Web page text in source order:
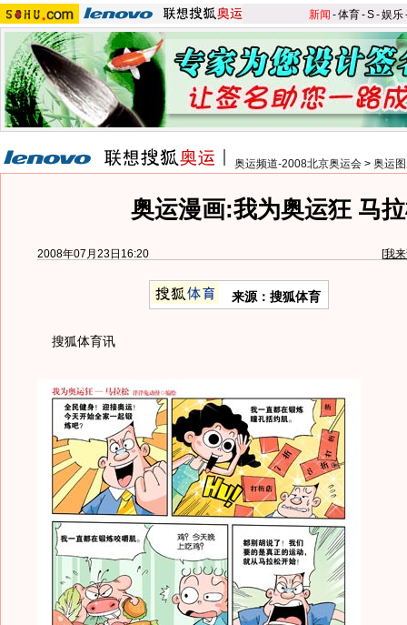
新闻 -体育-S-娱乐
奥运频道-2008北京奥运会 > 奥运
奥运漫画:我为奥运狂 马
2008年07月23日16:20 [我
来源：搜狐体育
搜狐体育讯